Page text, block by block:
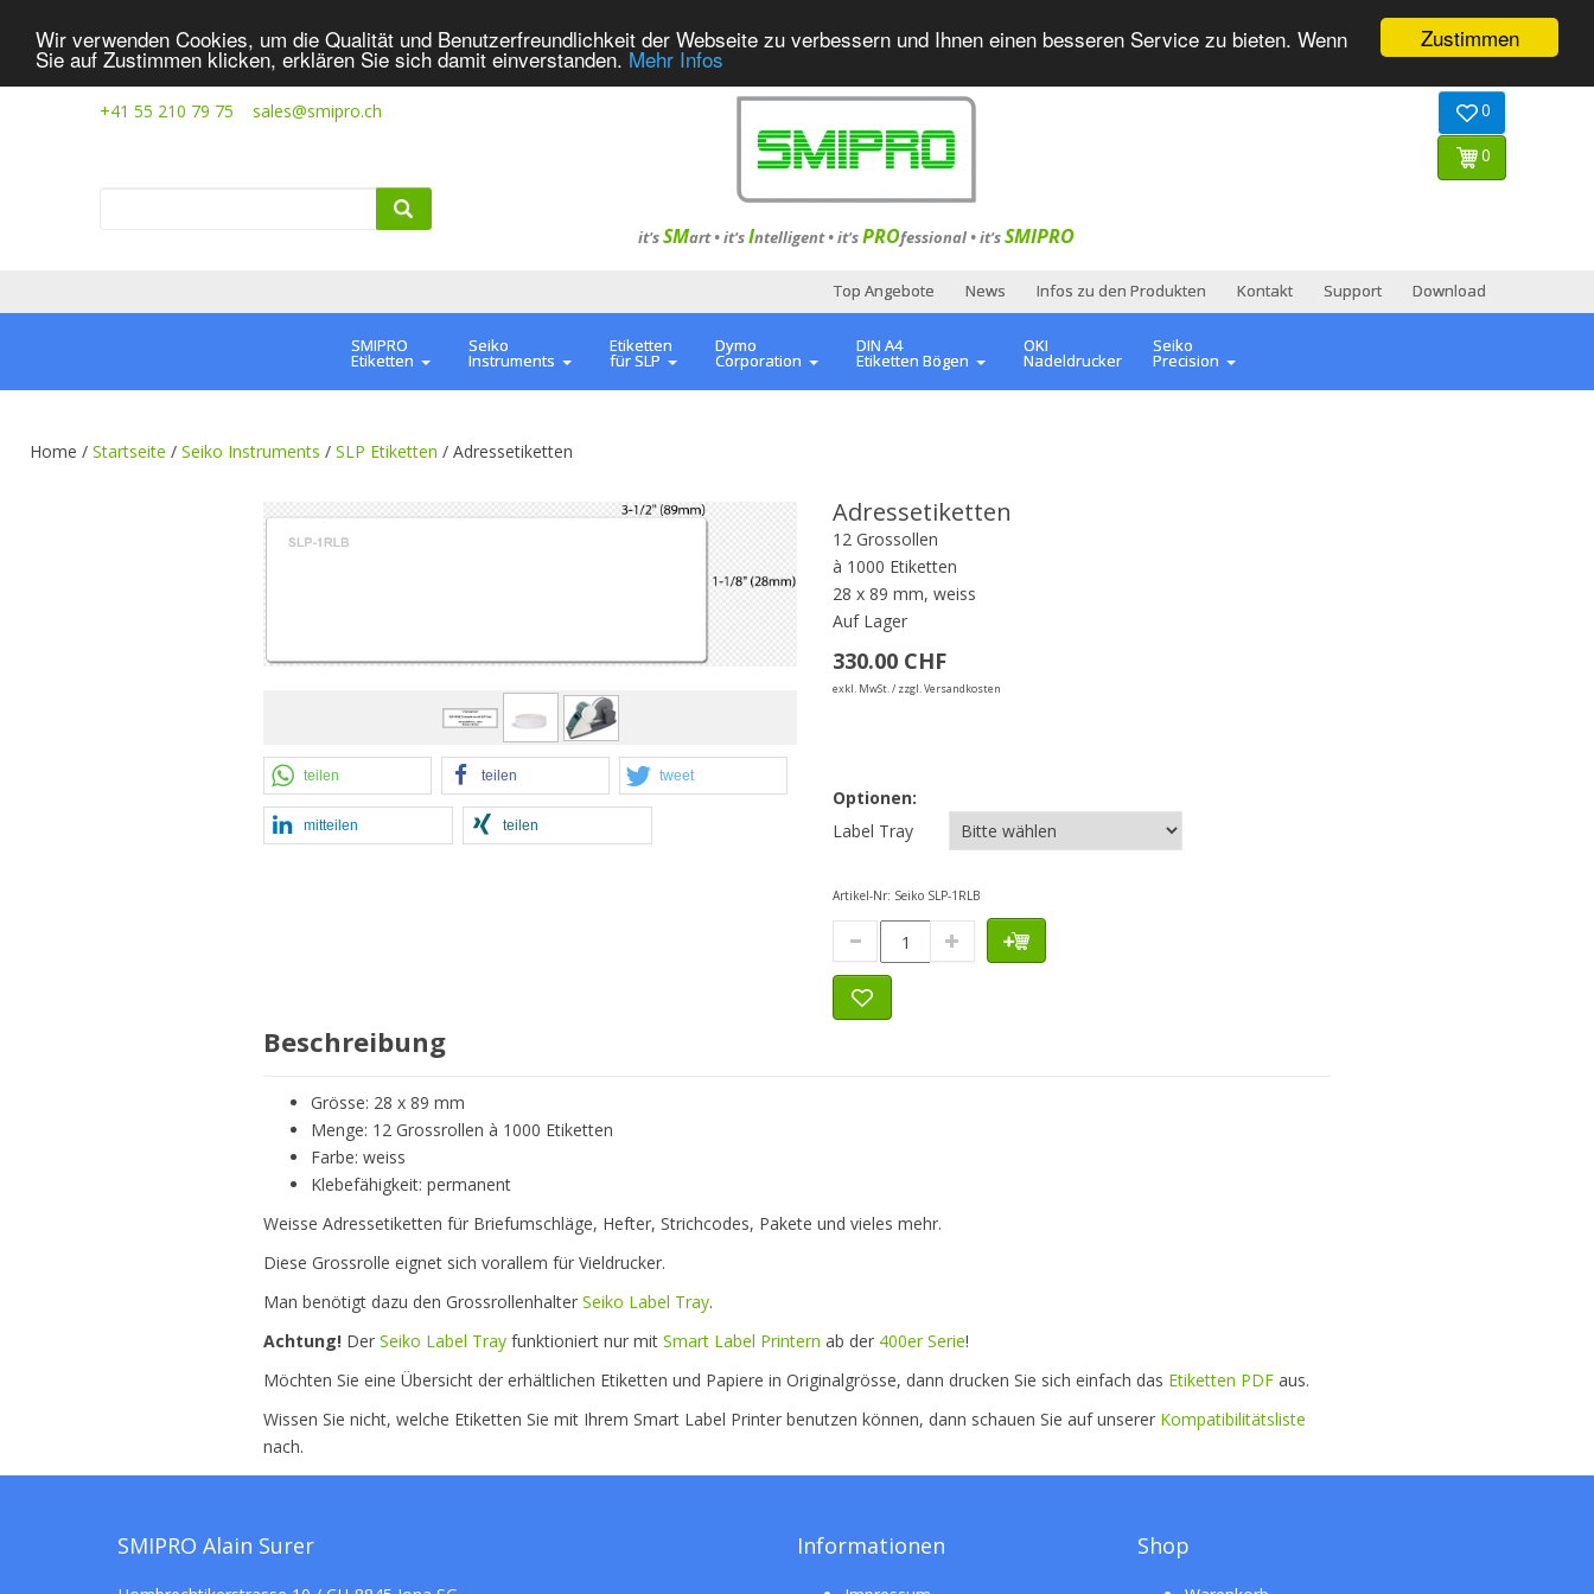
Zustimmen
Wir verwenden Cookies, um die Qualität und Benutzerfreundlichkeit der Webseite zu verbessern und Ihnen einen besseren Service zu bieten. Wenn
Sie auf Zustimmen klicken, erklären Sie sich damit einverstanden. Mehr Infos
+41 55 210 79 75 sales@smipro.ch
it'sSMart •it'sIntelligent•it'sPROfessional•it'sSMIPRO
0
0
Top Angebote News Infos zu den Produkten Kontakt Support Download
SMIPRO
Etiketten
Seiko
Instruments
Etiketten
für SLP
Dymo
Corporation
DIN A4
Etiketten Bögen
OKI
Nadeldrucker
Seiko
Precision
Home / Startseite / Seiko Instruments / SLP Etiketten / Adressetiketten
teilen teilen tweet
mitteilen teilen
Adressetiketten
12 Grossollen
à 1000 Etiketten
28 x 89 mm, weiss
Auf Lager
330.00 CHF
exkl. MwSt. / zzgl. Versandkosten
Optionen:
Label Tray
Artikel-Nr: Seiko SLP-1RLB
Beschreibung
Grösse: 28 x 89 mm
Menge: 12 Grossrollen à 1000 Etiketten
Farbe: weiss
Klebefähigkeit: permanent
Weisse Adressetiketten für Briefumschläge, Hefter, Strichcodes, Pakete und vieles mehr.
Diese Grossrolle eignet sich vorallem für Vieldrucker.
Man benötigt dazu den Grossrollenhalter Seiko Label Tray.
Achtung! Der Seiko Label Tray funktioniert nur mit Smart Label Printern ab der 400er Serie!
Möchten Sie eine Übersicht der erhältlichen Etiketten und Papiere in Originalgrösse, dann drucken Sie sich einfach das Etiketten PDF aus.
Wissen Sie nicht, welche Etiketten Sie mit Ihrem Smart Label Printer benutzen können, dann schauen Sie auf unserer Kompatibilitätsliste
nach.
SMIPRO Alain Surer Informationen Shop